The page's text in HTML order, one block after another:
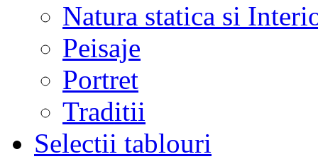
Natura statica si
Peisaje
Portret
Traditii
Selectii tablouri